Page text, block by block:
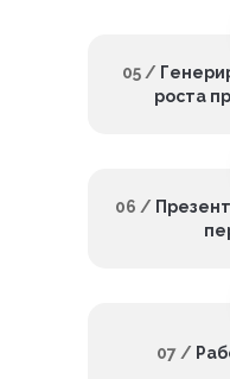
05 /
роста
06 /
07 /